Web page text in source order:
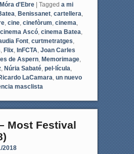
d'Ebre | Tagged a mi
Benissanet, cartellera
, cine, cinefòrum cinema
cinema Ascó, cinema Batea
Font, curtmetratges
Flix, InFCTA Joan Carles
de Aspern, Memorimage,
, Núria Sabaté, pel·lícula
LaCamara un nuevo
masclista
Most Festival
2018